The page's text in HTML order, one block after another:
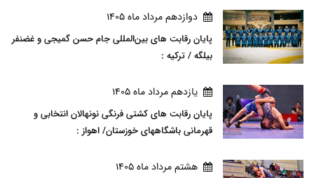
دوازدهم مرداد ماه 1405
پایان رقابت های بین‌المللی جام حسن گمیجی و غضنفر
بیلگه / ترکیه :
يازدهم مرداد ماه 1405
پایان رقابت های کشتی فرنگی نونهالان انتخابی و
قهرمانی باشگاههای خوزستان/ اهواز :
هشتم مرداد ماه 1405